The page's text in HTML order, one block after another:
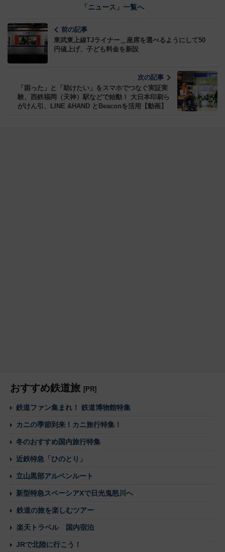
「ニュース」一覧へ
前の記事
東武東上線TJライナー＿座席を選べるようにして50
円値上げ、子ども料金を新設
次の記事
「困った」と「助けたい」をスマホでつなぐ実証実
験、西鉄福岡（天神）駅などで始動！ 大日本印刷ら
がけん引、LINE &HAND とBeaconを活用【動画】
おすすめ鉄道旅 [PR]
鉄道ファン集まれ！ 鉄道博物館特集
カニの季節到来！カニ旅行特集！
冬のおすすめ国内旅行特集
近鉄特急「ひのとり」
立山黒部アルペンルート
新型特急スペーシアXで日光鬼怒川へ
鉄道の旅を楽しむツアー
楽天トラベル 国内宿泊
JRで北陸に行こう！